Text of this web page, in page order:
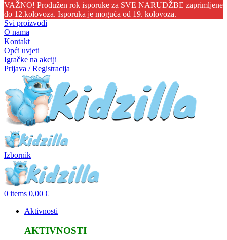
VAŽNO! Produžen rok isporuke za SVE NARUDŽBE zaprimljene
do 12.kolovoza. Isporuka je moguća od 19. kolovoza.
Svi proizvodi
O nama
Kontakt
Opći uvjeti
Igračke na akciji
Prijava / Registracija
Izbornik
0 items 0,00 €
Aktivnosti
AKTIVNOSTI